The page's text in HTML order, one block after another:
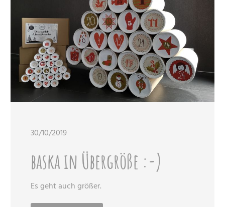
30/10/2019
baska in Übergröße :-)
Es geht auch größer.